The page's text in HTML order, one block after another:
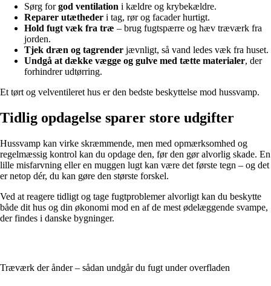
Sørg forgod ventilation i kældre og krybekældre.
Reparer utætheder i tag, rør og facader hurtigt.
Hold fugt væk fra træ – brug fugtspærre og hæv træværk fra
jorden.
Tjek dræn og tagrender jævnligt, så vand ledes væk fra huset.
Undgå at dække vægge og gulve med tætte materialer, der
forhindrer udtørring.
Et tørt og velventileret hus er den bedste beskyttelse mod hussvamp.
Tidlig opdagelse sparer store udgifter
Hussvamp kan virke skræmmende, men med opmærksomhed og
regelmæssig kontrol kan du opdage den, før den gør alvorlig skade. En
lille misfarvning eller en muggen lugt kan være det første tegn – og det
er netop dér, du kan gøre den største forskel.
Ved at reagere tidligt og tage fugtproblemer alvorligt kan du beskytte
både dit hus og din økonomi mod en af de mest ødelæggende svampe,
der findes i danske bygninger.
Træværk der ånder – sådan undgår du fugt under overfladen